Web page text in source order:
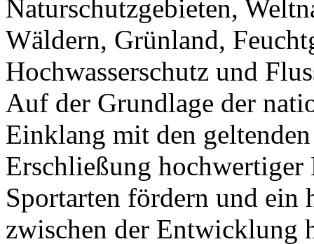
Naturschutzgebieten,
Wäldern, Grünland,
Hochwasserschutz und
Auf der Grundlage der
Einklang mit den
Erschließung
Sportarten fördern und ein
zwischen der Entwicklung